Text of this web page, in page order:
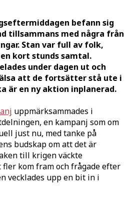
befann sig
tillsammans med några från
Stan var full av folk,
kort stunds samtal.
under dagen ut och
att de fortsätter stå ute i
är en ny aktion inplanerad.
uppmärksammades i
en kampanj som om
just nu, med tanke på
budskap om att det är
till krigen väckte
kom fram och frågade efter
vecklades upp en bit in i